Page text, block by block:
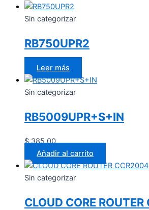
Sin categorizar
RB750UPR2
Leer más
Sin categorizar
RB5009UPR+S+IN
$385.00
Añadir al carrito
Sin categorizar
CLOUD CORE